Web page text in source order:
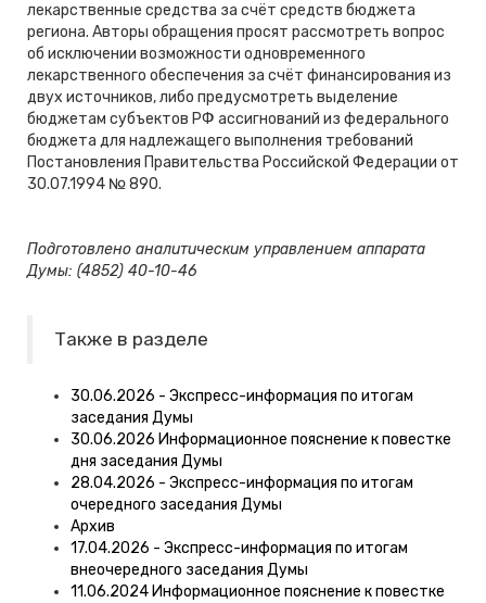
лекарственные средства за счёт средств бюджета
региона. Авторы обращения просят рассмотреть вопрос
об исключении возможности одновременного
лекарственного обеспечения за счёт финансирования из
двух источников, либо предусмотреть выделение
бюджетам субъектов РФ ассигнований из федерального
бюджета для надлежащего выполнения требований
Постановления Правительства Российской Федерации от
30.07.1994 № 890.
Подготовлено аналитическим управлением аппарата
Думы: (4852) 40-10-46
Также в разделе
30.06.2026 - Экспресс-информация по итогам
заседания Думы
30.06.2026 Информационное пояснение к повестке
дня заседания Думы
28.04.2026 - Экспресс-информация по итогам
очередного заседания Думы
Архив
17.04.2026 - Экспресс-информация по итогам
внеочередного заседания Думы
11.06.2024 Информационное пояснение к повестке